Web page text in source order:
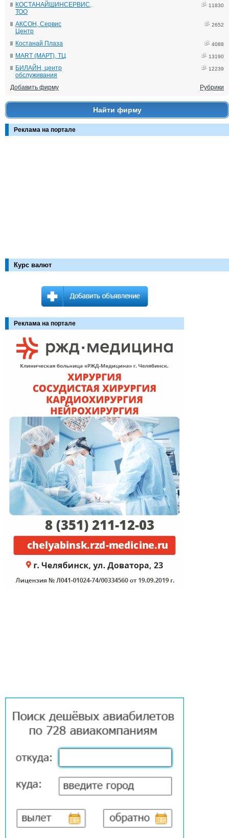
КОСТАНАЙШИНСЕРВИС,
ТОО
11830
АКСОН, Сервис
Центр
2652
Костанай Плаза 4088
MART (МАРТ), ТЦ 13190
БИЛАЙН, центр
обслуживания
12239
Добавить фирму Рубрики
Найти фирму
Реклама на портале
Курс валют
Реклама на портале